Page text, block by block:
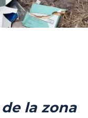
la zona